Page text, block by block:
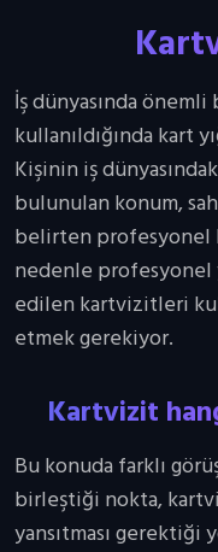
İş dünyasında
kullanıldığında kart
Kişinin iş
bulunulan konum,
belirten
nedenle profesyonel
edilen kartvizitleri
etmek gerekiyor.
Kartvizit
Bu konuda farklı
birleştiği nokta,
yansıtması gerektiği